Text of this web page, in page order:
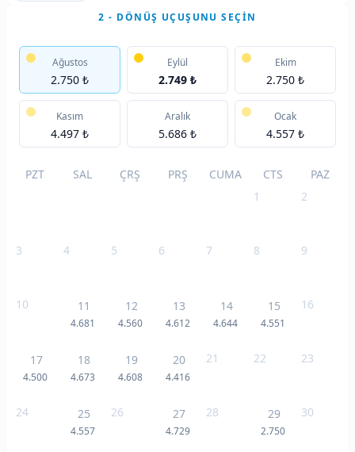
2 - DÖNÜŞ UÇUŞUNU SEÇIN
Ağustos
2.750 ₺
Eylül
2.749 ₺
Ekim
2.750 ₺
Kasım
4.497 ₺
Aralık
5.686 ₺
Ocak
4.557 ₺
PZT SAL ÇRŞ PRŞ CUMA CTS
PAZ
1
2
3 4 5 6 7 8 9
10 11
4.681
12
4.560
13
4.612
14
4.644
15
4.551
16
17
4.500
18
4.673
19
4.608
20
4.416
21 22 23
24 25
4.557
26 27
4.729
28 29
2.750
30